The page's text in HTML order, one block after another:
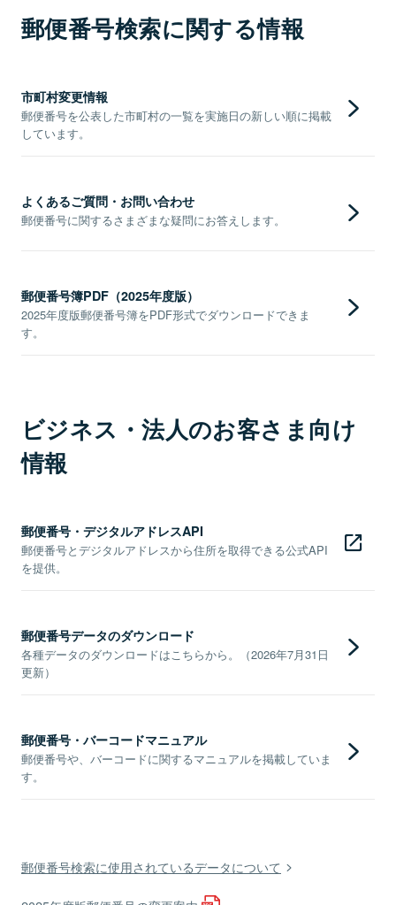
郵便番号検索に関する情報
市町村変更情報
郵便番号を公表した市町村の一覧を実施日の新しい順に掲載
しています。
よくあるご質問・お問い合わせ
郵便番号に関するさまざまな疑問にお答えします。
郵便番号簿PDF（2025年度版）
2025年度版郵便番号簿をPDF形式でダウンロードできま
す。
ビジネス・法人のお客さま向け
情報
郵便番号・デジタルアドレスAPI
郵便番号とデジタルアドレスから住所を取得できる公式API
を提供。
郵便番号データのダウンロード
各種データのダウンロードはこちらから。（2026年7月31日
更新）
郵便番号・バーコードマニュアル
郵便番号や、バーコードに関するマニュアルを掲載していま
す。
郵便番号検索に使用されているデータについて